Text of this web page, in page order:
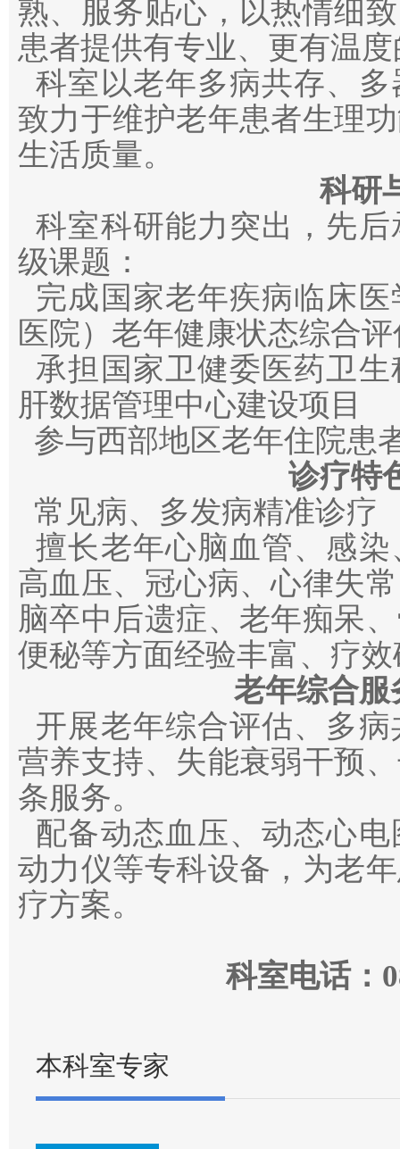
熟、服务贴心，以热情细
患者提供有专业、更有温
科室以老年多病共存、
致力于维护老年患者生理
生活质量。
科研
科室科研能力突出，先
级课题：
完成国家老年疾病临床
医院）老年健康状态综合
承担国家卫健委医药卫
肝数据管理中心建设项目
参与西部地区老年住院患
诊疗特
常见病、多发病精准诊疗
擅长老年心脑血管、感
高血压、冠心病、心律失
脑卒中后遗症、老年痴呆
便秘等方面经验丰富、疗
老年综合服
开展老年综合评估、多
营养支持、失能衰弱干预
条服务。
配备动态血压、动态心
动力仪等专科设备，为老
疗方案。
科室电话：
本科室专家